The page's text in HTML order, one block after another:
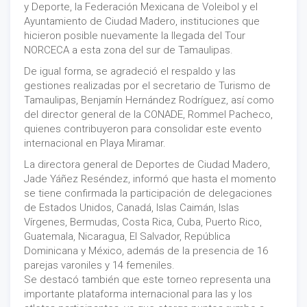
y Deporte, la Federación Mexicana de Voleibol y el
Ayuntamiento de Ciudad Madero, instituciones que
hicieron posible nuevamente la llegada del Tour
NORCECA a esta zona del sur de Tamaulipas.
De igual forma, se agradeció el respaldo y las
gestiones realizadas por el secretario de Turismo de
Tamaulipas, Benjamín Hernández Rodríguez, así como
del director general de la CONADE, Rommel Pacheco,
quienes contribuyeron para consolidar este evento
internacional en Playa Miramar.
La directora general de Deportes de Ciudad Madero,
Jade Yáñez Reséndez, informó que hasta el momento
se tiene confirmada la participación de delegaciones
de Estados Unidos, Canadá, Islas Caimán, Islas
Vírgenes, Bermudas, Costa Rica, Cuba, Puerto Rico,
Guatemala, Nicaragua, El Salvador, República
Dominicana y México, además de la presencia de 16
parejas varoniles y 14 femeniles.
Se destacó también que este torneo representa una
importante plataforma internacional para las y los